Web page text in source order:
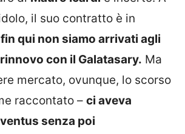
il suo contratto è in
qui non siamo arrivati agli
con il Galatasary. Ma
mercato, ovunque, lo scorso
raccontato – ci aveva
senza poi